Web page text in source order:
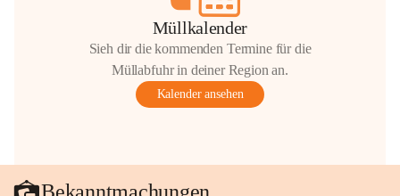
Müllkalender
Sieh dir die kommenden Termine für die
Müllabfuhr in deiner Region an.
Kalender ansehen
Bekanntmachungen